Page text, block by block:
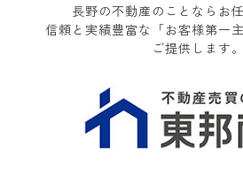
長野の不動産のことならお
信頼と実績豊富な「お客様第一
ご提供します。